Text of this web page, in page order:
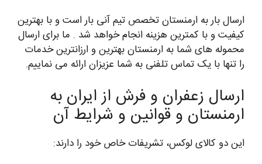
ارسال بار به ارمنستان تخصص تیم آنی بار است و با بهترین
کیفیت و با کمترین هزینه انجام خواهد شد . ما برای ارسال
محموله های شما به ارمنستان بهترین و ارزانترین خدمات
را تنها با یک تماس تلفنی به شما عزیزان ارائه می نماییم.
ارسال زعفران و فرش از ایران به
ارمنستان و قوانین و شرایط آن
این دو کالای لوکس، تشریفات خاص خود را دارند: